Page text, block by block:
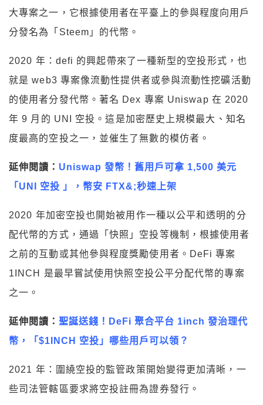
大專案之一，它根據使用者在平臺上的參與程度向用戶
分發名為「Steem」的代幣。
2020 年：defi 的興起帶來了一種新型的空投形式，也
就是 web3 專案像流動性提供者或參與流動性挖礦活動
的使用者分發代幣。著名 Dex 專案 Uniswap 在 2020
年 9 月的 UNI 空投。這是加密歷史上規模最大、知名
度最高的空投之一，並催生了無數的模仿者。
延伸閱讀： Uniswap 發幣！舊用戶可拿 1,500 美元
「UNI 空投 」，幣安 FTX&;秒速上架
2020 年加密空投也開始被用作一種以公平和透明的分
配代幣的方式，通過「快照」空投等機制，根據使用者
之前的互動或其他參與程度獎勵使用者。DeFi 專案
1INCH 是最早嘗試使用快照空投公平分配代幣的專案
之一。
延伸閱讀： 聖誕送錢！DeFi 聚合平台 1inch 發治理代
幣，「$1INCH 空投」哪些用戶可以領？
2021 年：圍繞空投的監管政策開始變得更加清晰，一
些司法管轄區要求將空投註冊為證券發行。